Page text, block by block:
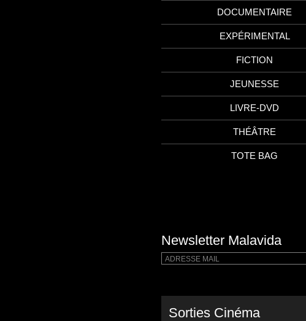
DOCUMENTAIRE
EXPÉRIMENTAL
FICTION
JEUNESSE
LIVRE-DVD
THÉÂTRE
TOTE BAG
Newsletter Malavida
Sorties Cinéma